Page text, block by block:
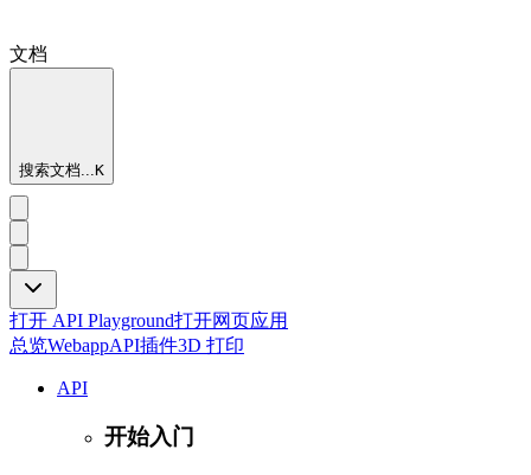
文档
搜索文档...K
打开 API Playground打开网页应用
总览WebappAPI插件3D 打印
API
开始入门